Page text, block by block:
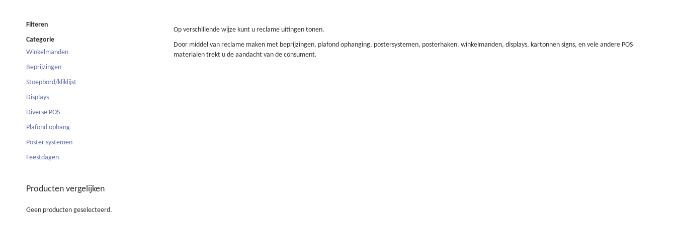
Op verschillende wijze kunt u reclame uitingen tonen.
Door middel van reclame maken met beprijzingen, plafond ophanging, postersystemen, posterhaken, winkelmanden, displays, kartonnen signs, en vele andere POS
materialen trekt u de aandacht van de consument.
Filteren
Categorie
Winkelmanden
Beprijzingen
Stoepbord/kliklijst
Displays
Diverse POS
Plafond ophang
Poster systemen
Feestdagen
Producten vergelijken
Geen producten geselecteerd.